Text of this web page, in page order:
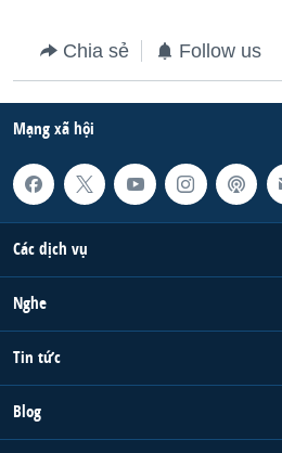
Chia sẻ Follow us
Mạng xã hội
Các dịch vụ
Nghe
Tin tức
Blog